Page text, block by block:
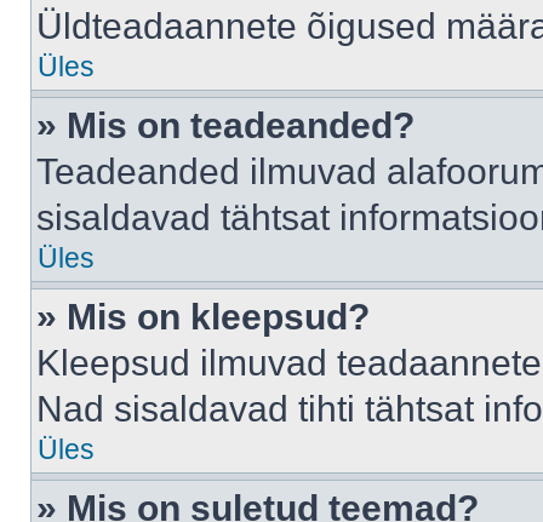
Üldteadaannete õigused
Üles
» Mis on teadeanded?
Teadeanded ilmuvad
sisaldavad tähtsat
Üles
» Mis on kleepsud?
Kleepsud ilmuvad
Nad sisaldavad tihti tähtsat
Üles
» Mis on suletud teemad?